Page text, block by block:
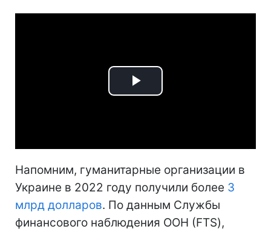
Play
Напомним, гуманитарные организации в
Украине в 2022 году получили более 3
млрд долларов. По данным Службы
финансового наблюдения ООН (FTS),